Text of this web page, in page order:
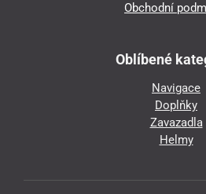
Obchodní
Oblíbené
Navigace
Doplňky
Zavazadla
Helmy